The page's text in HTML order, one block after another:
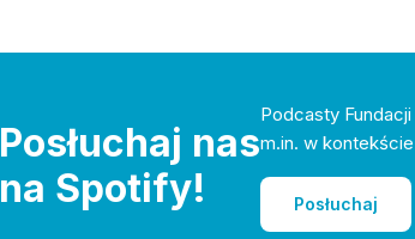
Posłuchaj nas
na Spotify!
Podcasty
m.in. w
Posłuchaj